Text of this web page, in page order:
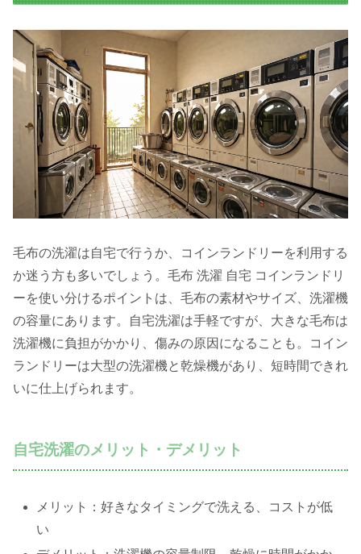
毛布の洗濯は自宅で行うか、コインランドリーを利用する
か迷う方も多いでしょう。毛布 洗濯 自宅 コインランドリ
ーを使い分けるポイントは、毛布の素材やサイズ、洗濯機
の容量にあります。自宅洗濯は手軽ですが、大きな毛布は
洗濯機に負担がかかり、傷みの原因になることも。コイン
ランドリーは大型の洗濯機と乾燥機があり、短時間できれ
いに仕上げられます。
自宅洗濯のメリット・デメリット
メリット：好きなタイミングで洗える、コストが低
い